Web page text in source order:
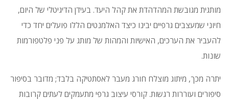
מותגית מגובשת המהדהדת את קהל היעד. בעידן הדיגיטלי של היום,
חיוני שמעצבים גרפיים יבינו כיצד האלמנטים הללו פועלים יחד כדי
להעביר את הערכים, האישיות והמהות של מותג על פני פלטפורמות
שונות.
יתרה מכך, מיתוג מוצלח חורג מעבר לאסתטיקה בלבד; מדובר בסיפור
סיפורים ועוררות רגשות.קורסי עיצוב גרפי מתעמקים לעתים קרובות